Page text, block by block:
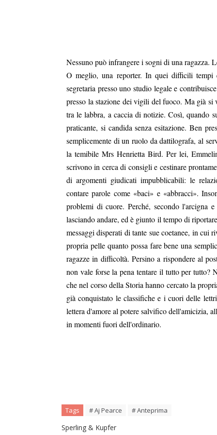
Nessuno può infrangere i sogni di una ragazza.
O meglio, una reporter. In quei difficili tempi
segretaria presso uno studio legale e
presso la stazione dei vigili del fuoco. Ma già si
tra le labbra, a caccia di notizie. Così, quando
praticante, si candida senza esitazione. Ben
semplicemente di un ruolo da dattilografa, al
la temibile Mrs Henrietta Bird. Per lei,
scrivono in cerca di consigli e cestinare
di argomenti giudicati impubblicabili: le
contare parole come «baci» e «abbracci».
problemi di cuore. Perché, secondo l'arcigna
lasciando andare, ed è giunto il tempo di
messaggi disperati di tante sue coetanee, in cui
propria pelle quanto possa fare bene una
ragazze in difficoltà. Persino a rispondere al
non vale forse la pena tentare il tutto per
che nel corso della Storia hanno cercato la
già conquistato le classifiche e i cuori delle
lettera d'amore al potere salvifico dell'amicizia,
in momenti fuori dell'ordinario.
Tags # Aj Pearce # Anteprima
Sperling & Kupfer